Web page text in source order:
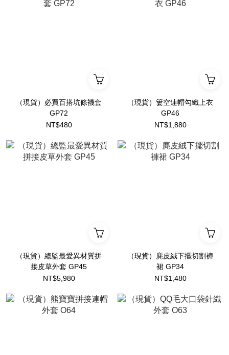
（現貨）必買百搭坑條襪套
GP72
NT$480
（現貨）簍空連帽勾織上衣
GP46
NT$1,880
（現貨）總監最愛異材質拼
接皮草外套 GP45
NT$5,980
（現貨）麂皮絨下擺切割褲
裙 GP34
NT$1,480